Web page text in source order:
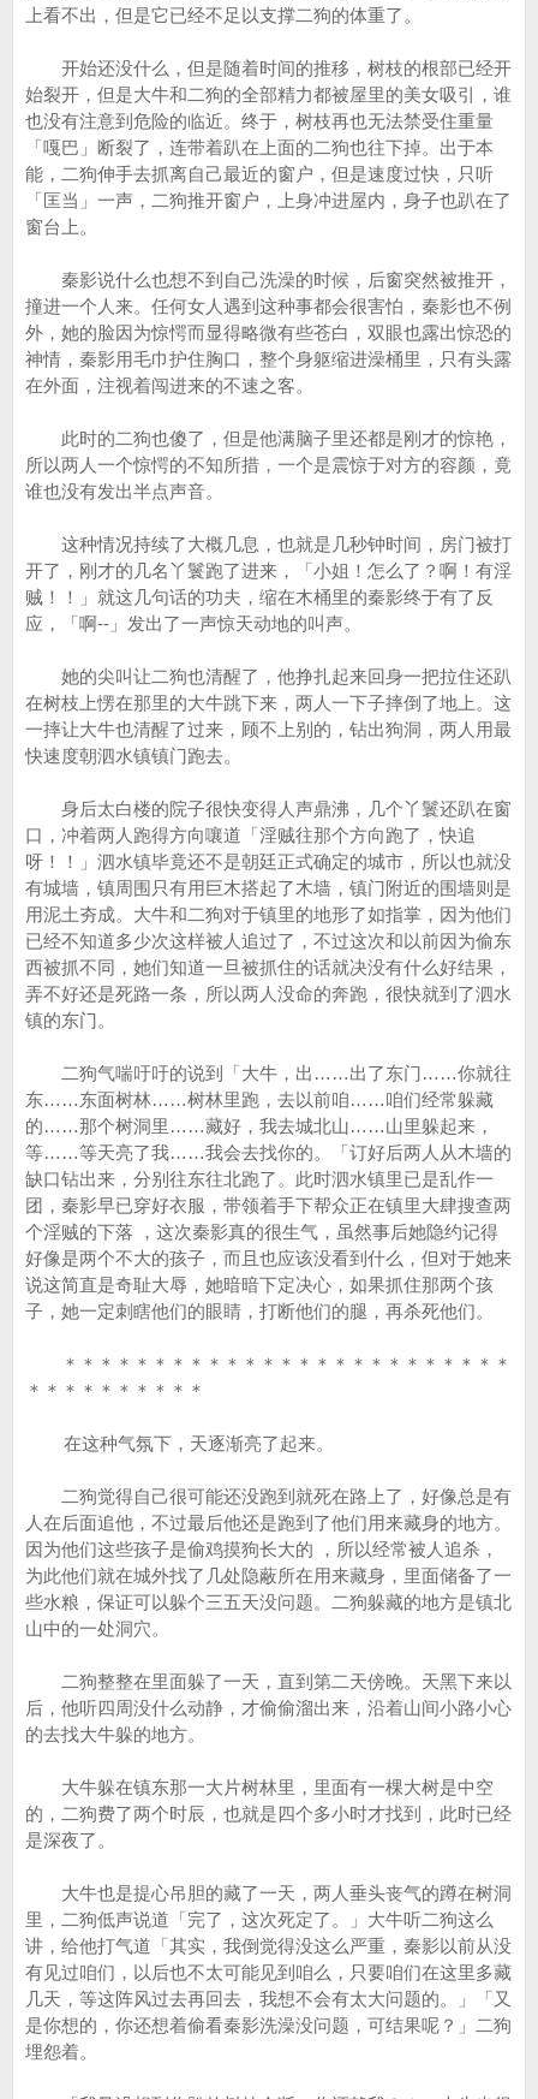
上看不出，但是它已经不足以支撑二狗的体重了。
开始还没什么，但是随着时间的推移，树枝的根部已经开
始裂开，但是大牛和二狗的全部精力都被屋里的美女吸引，谁
也没有注意到危险的临近。终于，树枝再也无法禁受住重量
「嘎巴」断裂了，连带着趴在上面的二狗也往下掉。出于本
能，二狗伸手去抓离自己最近的窗户，但是速度过快，只听
「匡当」一声，二狗推开窗户，上身冲进屋内，身子也趴在了
窗台上。
秦影说什么也想不到自己洗澡的时候，后窗突然被推开，
撞进一个人来。任何女人遇到这种事都会很害怕，秦影也不例
外，她的脸因为惊愕而显得略微有些苍白，双眼也露出惊恐的
神情，秦影用毛巾护住胸口，整个身躯缩进澡桶里，只有头露
在外面，注视着闯进来的不速之客。
此时的二狗也傻了，但是他满脑子里还都是刚才的惊艳，
所以两人一个惊愕的不知所措，一个是震惊于对方的容颜，竟
谁也没有发出半点声音。
这种情况持续了大概几息，也就是几秒钟时间，房门被打
开了，刚才的几名丫鬟跑了进来，「小姐！怎么了？啊！有淫
贼！！」就这几句话的功夫，缩在木桶里的秦影终于有了反
应，「啊--」发出了一声惊天动地的叫声。
她的尖叫让二狗也清醒了，他挣扎起来回身一把拉住还趴
在树枝上愣在那里的大牛跳下来，两人一下子摔倒了地上。这
一摔让大牛也清醒了过来，顾不上别的，钻出狗洞，两人用最
快速度朝泗水镇镇门跑去。
身后太白楼的院子很快变得人声鼎沸，几个丫鬟还趴在窗
口，冲着两人跑得方向嚷道「淫贼往那个方向跑了，快追
呀！！」泗水镇毕竟还不是朝廷正式确定的城市，所以也就没
有城墙，镇周围只有用巨木搭起了木墙，镇门附近的围墙则是
用泥土夯成。大牛和二狗对于镇里的地形了如指掌，因为他们
已经不知道多少次这样被人追过了，不过这次和以前因为偷东
西被抓不同，她们知道一旦被抓住的话就决没有什么好结果，
弄不好还是死路一条，所以两人没命的奔跑，很快就到了泗水
镇的东门。
二狗气喘吁吁的说到「大牛，出……出了东门……你就往
东……东面树林……树林里跑，去以前咱……咱们经常躲藏
的……那个树洞里……藏好，我去城北山……山里躲起来，
等……等天亮了我……我会去找你的。「订好后两人从木墙的
缺口钻出来，分别往东往北跑了。此时泗水镇里已是乱作一
团，秦影早已穿好衣服，带领着手下帮众正在镇里大肆搜查两
个淫贼的下落 ，这次秦影真的很生气，虽然事后她隐约记得
好像是两个不大的孩子，而且也应该没看到什么，但对于她来
说这简直是奇耻大辱，她暗暗下定决心，如果抓住那两个孩
子，她一定刺瞎他们的眼睛，打断他们的腿，再杀死他们。
＊＊＊＊＊＊＊＊＊＊＊＊＊＊＊＊＊＊＊＊＊＊＊＊＊
＊＊＊＊＊＊＊＊＊＊
在这种气氛下，天逐渐亮了起来。
二狗觉得自己很可能还没跑到就死在路上了，好像总是有
人在后面追他，不过最后他还是跑到了他们用来藏身的地方。
因为他们这些孩子是偷鸡摸狗长大的 ，所以经常被人追杀，
为此他们就在城外找了几处隐蔽所在用来藏身，里面储备了一
些水粮，保证可以躲个三五天没问题。二狗躲藏的地方是镇北
山中的一处洞穴。
二狗整整在里面躲了一天，直到第二天傍晚。天黑下来以
后，他听四周没什么动静，才偷偷溜出来，沿着山间小路小心
的去找大牛躲的地方。
大牛躲在镇东那一大片树林里，里面有一棵大树是中空
的，二狗费了两个时辰，也就是四个多小时才找到，此时已经
是深夜了。
大牛也是提心吊胆的藏了一天，两人垂头丧气的蹲在树洞
里，二狗低声说道「完了，这次死定了。」大牛听二狗这么
讲，给他打气道「其实，我倒觉得没这么严重，秦影以前从没
有见过咱们，以后也不太可能见到咱么，只要咱们在这里多藏
几天，等这阵风过去再回去，我想不会有太大问题的。」「又
是你想的，你还想着偷看秦影洗澡没问题，可结果呢？」二狗
埋怨着。